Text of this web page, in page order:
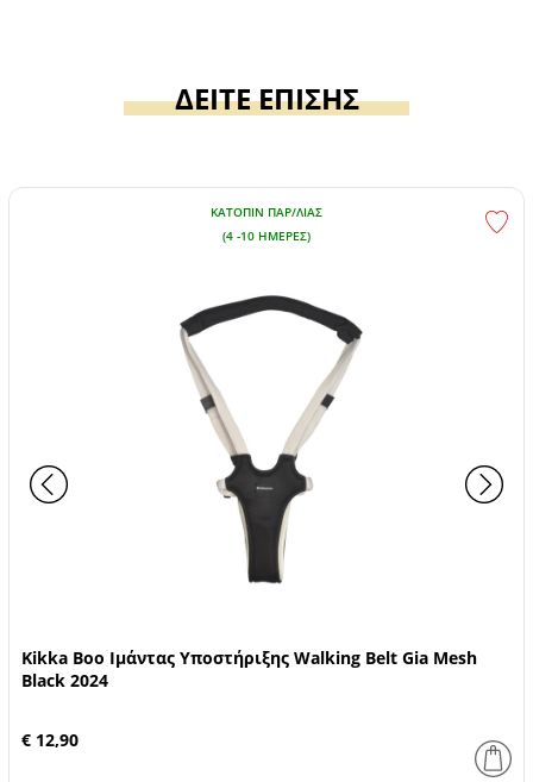
ΔΕΙΤΕ ΕΠΙΣΗΣ
ΚΑΤΌΠΙΝ ΠΑΡ/ΛΊΑΣ
(4 -10 ΗΜΈΡΕΣ)
Kikka Boo Ιμάντας Υποστήριξης Walking Belt Gia Mesh
Black 2024
€ 12,90